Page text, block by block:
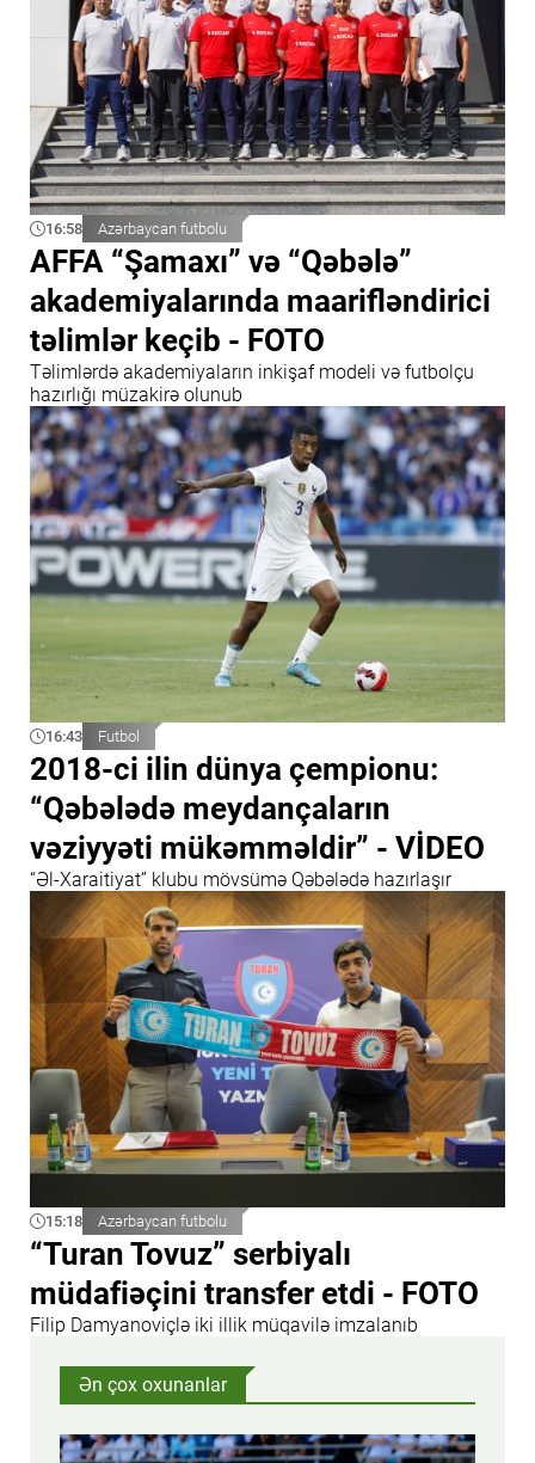
16:58 Azərbaycan futbolu
AFFA “Şamaxı” və “Qəbələ”
akademiyalarında maarifləndirici
təlimlər keçib - FOTO
Təlimlərdə akademiyaların inkişaf modeli və futbolçu
hazırlığı müzakirə olunub
16:43 Futbol
2018-ci ilin dünya çempionu:
“Qəbələdə meydançaların
vəziyyəti mükəmməldir” - VİDEO
“Əl-Xaraitiyat” klubu mövsümə Qəbələdə hazırlaşır
15:18 Azərbaycan futbolu
“Turan Tovuz” serbiyalı
müdafiəçini transfer etdi - FOTO
Filip Damyanoviçlə iki illik müqavilə imzalanıb
Ən çox oxunanlar